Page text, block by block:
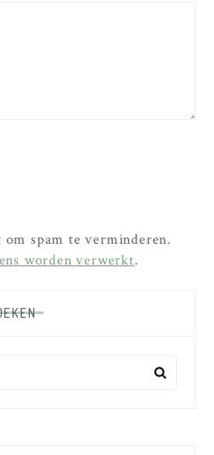
spam te verminderen.
worden verwerkt.